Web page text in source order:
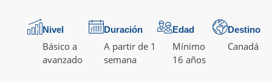
Nivel
Básico a
avanzado
Duración
A partir de 1
semana
Edad
Mínimo
16 años
Destino
Canadá